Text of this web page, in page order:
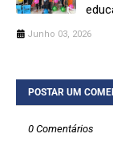
Junho 03, 2026
POSTAR UM
0 Comentários